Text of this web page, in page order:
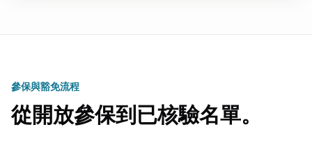
參保與豁免流程
從開放參保到已核驗名單。